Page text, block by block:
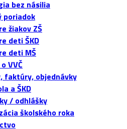
bez násilia
poriadok
žiakov ZŠ
deti ŠKD
deti MŠ
VVČ
faktúry, objednávky
a ŠKD
/ odhlášky
školského roka